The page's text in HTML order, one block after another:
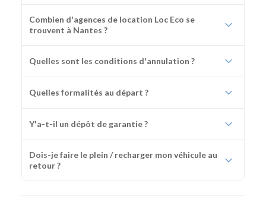
Combien d'agences de location Loc Eco se
trouvent à Nantes ?
Quelles sont les conditions d'annulation ?
Quelles formalités au départ ?
Y'a-t-il un dépôt de garantie ?
Dois-je faire le plein / recharger mon véhicule au
retour ?